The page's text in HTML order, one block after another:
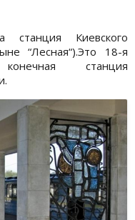
Киевского
“Лесная“).Это 18-я
станция